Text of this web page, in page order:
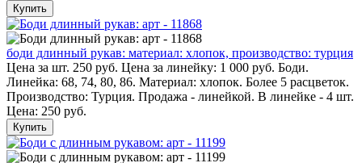
Купить
боди длинный рукав: материал: хлопок, производство: турция
Цена за шт. 250 руб. Цена за линейку: 1 000 руб. Боди.
Линейка: 68, 74, 80, 86. Материал: хлопок. Более 5 расцветок.
Производство: Турция. Продажа - линейкой. В линейке - 4 шт.
Цена: 250 руб.
Купить